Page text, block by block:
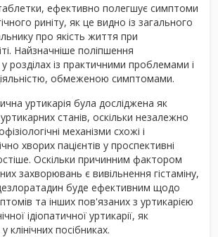
ефективно полегшує симптоми
риніту, як це видно із загального
про якість життя при
Найзначніше поліпшення
у розділах із практичними проблемами і
обмеженою симптомами.
уртикарія була досліджена як
станів, оскільки незалежно
механізми схожі і
хворих пацієнтів у проспективні
Оскільки причинним фактором
захворювань є вивільнення гістаміну,
буде ефективним щодо
та інших пов'язаних з уртикарією
ідіопатичної уртикарії, як
клінічних посібниках.